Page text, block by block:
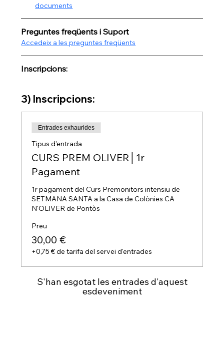
documents
Preguntes freqüents i Suport
Accedeix a les preguntes freqüents
Inscripcions:
3) Inscripcions:
Entrades exhaurides
Tipus d'entrada
CURS PREM OLIVER│1r
Pagament
1r pagament del Curs Premonitors intensiu de
SETMANA SANTA a la Casa de Colònies CA
N'OLIVER de Pontòs
Preu
30,00 €
+0,75 € de tarifa del servei d'entrades
S'han esgotat les entrades d'aquest
esdeveniment